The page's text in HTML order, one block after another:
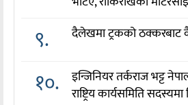
९. दैलेखमा ट्रकको ठक्करबाट
१०.
इन्जिनियर तर्कराज भट्ट
राष्ट्रिय कार्यसमिति सदस्यमा